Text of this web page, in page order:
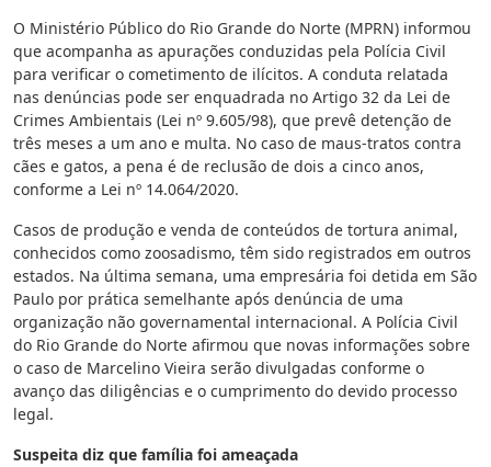
O Ministério Público do Rio Grande do Norte (MPRN) informou
que acompanha as apurações conduzidas pela Polícia Civil
para verificar o cometimento de ilícitos. A conduta relatada
nas denúncias pode ser enquadrada no Artigo 32 da Lei de
Crimes Ambientais (Lei nº 9.605/98), que prevê detenção de
três meses a um ano e multa. No caso de maus-tratos contra
cães e gatos, a pena é de reclusão de dois a cinco anos,
conforme a Lei nº 14.064/2020.
Casos de produção e venda de conteúdos de tortura animal,
conhecidos como zoosadismo, têm sido registrados em outros
estados. Na última semana, uma empresária foi detida em São
Paulo por prática semelhante após denúncia de uma
organização não governamental internacional. A Polícia Civil
do Rio Grande do Norte afirmou que novas informações sobre
o caso de Marcelino Vieira serão divulgadas conforme o
avanço das diligências e o cumprimento do devido processo
legal.
Suspeita diz que família foi ameaçada